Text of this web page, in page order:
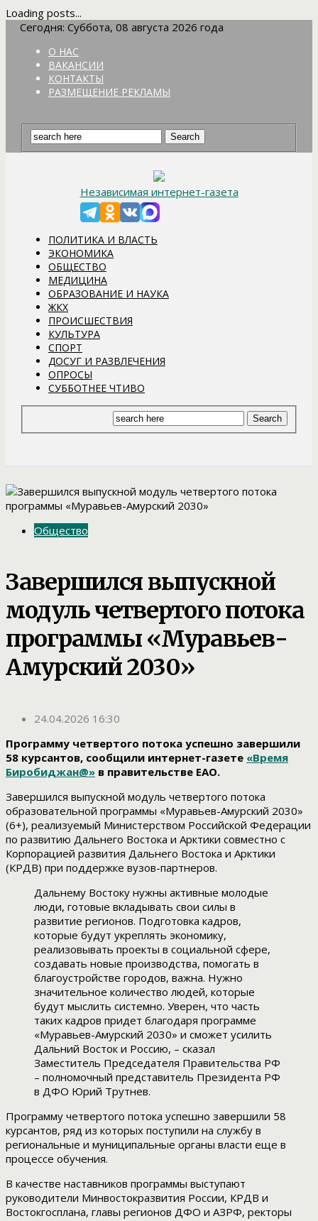
Loading posts...
Сегодня: Суббота, 08 августа 2026 года
О НАС
ВАКАНСИИ
КОНТАКТЫ
РАЗМЕЩЕНИЕ РЕКЛАМЫ
Независимая интернет-газета
ПОЛИТИКА И ВЛАСТЬ
ЭКОНОМИКА
ОБЩЕСТВО
МЕДИЦИНА
ОБРАЗОВАНИЕ И НАУКА
ЖКХ
ПРОИСШЕСТВИЯ
КУЛЬТУРА
СПОРТ
ДОСУГ И РАЗВЛЕЧЕНИЯ
ОПРОСЫ
СУББОТНЕЕ ЧТИВО
Общество
Завершился выпускной
модуль четвертого потока
программы «Муравьев-
Амурский 2030»
24.04.2026 16:30
Программу четвертого потока успешно завершили
58 курсантов, сообщили интернет-газете «Время
Биробиджан@» в правительстве ЕАО.
Завершился выпускной модуль четвертого потока
образовательной программы «Муравьев-Амурский 2030»
(6+), реализуемый Министерством Российской Федерации
по развитию Дальнего Востока и Арктики совместно с
Корпорацией развития Дальнего Востока и Арктики
(КРДВ) при поддержке вузов-партнеров.
Дальнему Востоку нужны активные молодые
люди, готовые вкладывать свои силы в
развитие регионов. Подготовка кадров,
которые будут укреплять экономику,
реализовывать проекты в социальной сфере,
создавать новые производства, помогать в
благоустройстве городов, важна. Нужно
значительное количество людей, которые
будут мыслить системно. Уверен, что часть
таких кадров придет благодаря программе
«Муравьев-Амурский 2030» и сможет усилить
Дальний Восток и Россию, – сказал
Заместитель Председателя Правительства РФ
– полномочный представитель Президента РФ
в ДФО Юрий Трутнев.
Программу четвертого потока успешно завершили 58
курсантов, ряд из которых поступили на службу в
региональные и муниципальные органы власти еще в
процессе обучения.
В качестве наставников программы выступают
руководители Минвостокразвития России, КРДВ и
Востокгосплана, главы регионов ДФО и АЗРФ, ректоры